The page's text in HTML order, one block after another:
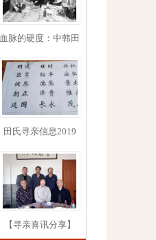
血脉的硬度：中韩田
田氏寻亲信息2019
【寻亲喜讯分享】